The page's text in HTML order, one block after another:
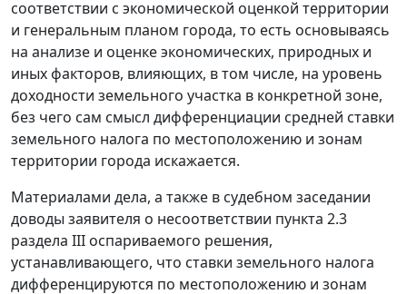
соответствии с экономической оценкой территории
и генеральным планом города, то есть основываясь
на анализе и оценке экономических, природных и
иных факторов, влияющих, в том числе, на уровень
доходности земельного участка в конкретной зоне,
без чего сам смысл дифференциации средней ставки
земельного налога по местоположению и зонам
территории города искажается.
Материалами дела, а также в судебном заседании
доводы заявителя о несоответствии пункта 2.3
раздела III оспариваемого решения,
устанавливающего, что ставки земельного налога
дифференцируются по местоположению и зонам